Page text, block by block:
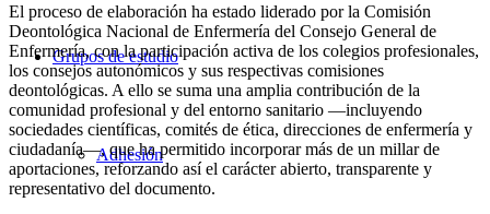
Grupos de estudio
Adhesión
El proceso de elaboración ha estado liderado por la Comisión
Deontológica Nacional de Enfermería del Consejo General de
Enfermería, con la participación activa de los colegios profesionales,
los consejos autonómicos y sus respectivas comisiones
deontológicas. A ello se suma una amplia contribución de la
comunidad profesional y del entorno sanitario —incluyendo
sociedades científicas, comités de ética, direcciones de enfermería y
ciudadanía—, que ha permitido incorporar más de un millar de
aportaciones, reforzando así el carácter abierto, transparente y
representativo del documento.